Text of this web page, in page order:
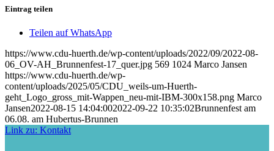
Eintrag teilen
Teilen auf WhatsApp
https://www.cdu-huerth.de/wp-content/uploads/2022/09/2022-08-
06_OV-AH_Brunnenfest-17_quer.jpg 569 1024 Marco Jansen
https://www.cdu-huerth.de/wp-
content/uploads/2025/05/CDU_weils-um-Huerth-
geht_Logo_gross_mit-Wappen_neu-mit-IBM-300x158.png Marco
Jansen2022-08-15 14:04:002022-09-22 10:35:02Brunnenfest am
06.08. am Hubertus-Brunnen
Link zu: Kontakt